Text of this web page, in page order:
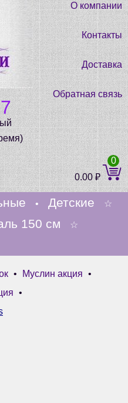
О компании
Контакты
Доставка
Обратная связь
0.00₽
0
• Детские ☆
150 см ☆
• Муслин акция •
•